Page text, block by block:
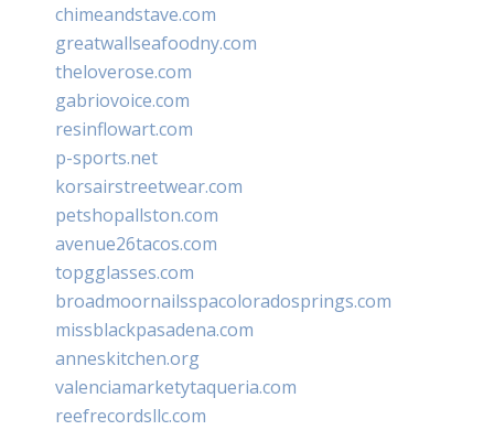
chimeandstave.com
greatwallseafoodny.com
theloverose.com
gabriovoice.com
resinflowart.com
p-sports.net
korsairstreetwear.com
petshopallston.com
avenue26tacos.com
topgglasses.com
broadmoornailsspacoloradosprings.com
missblackpasadena.com
anneskitchen.org
valenciamarketytaqueria.com
reefrecordsllc.com